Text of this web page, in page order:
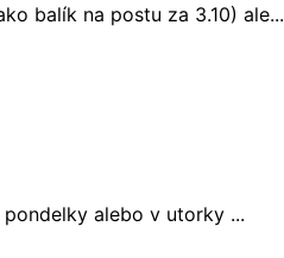
balík na postu za 3.10) ale...
alebo v utorky ...